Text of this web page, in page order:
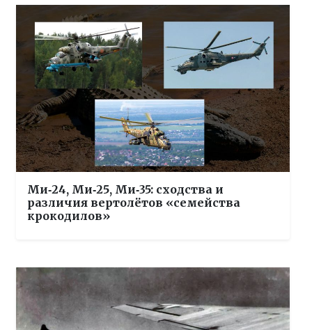
Ми‑24, Ми‑25, Ми‑35: сходства и
различия вертолётов «семейства
крокодилов»